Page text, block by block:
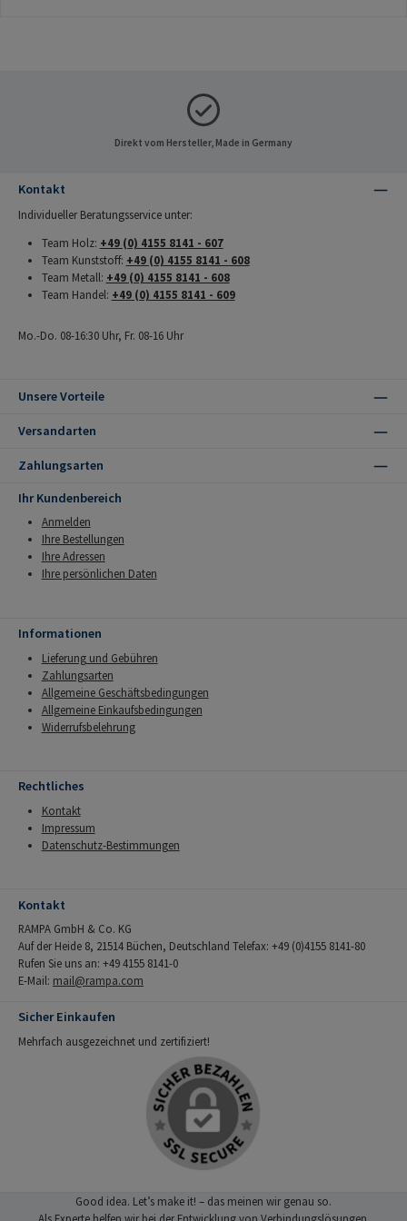
Direkt vom Hersteller, Made in Germany
Kontakt
Individueller Beratungsservice unter:
Team Holz: +49 (0) 4155 8141 - 607
Team Kunststoff: +49 (0) 4155 8141 - 608
Team Metall: +49 (0) 4155 8141 - 608
Team Handel: +49 (0) 4155 8141 - 609
Mo.-Do. 08-16:30 Uhr, Fr. 08-16 Uhr
Unsere Vorteile
Versandarten
Zahlungsarten
Ihr Kundenbereich
Anmelden
Ihre Bestellungen
Ihre Adressen
Ihre persönlichen Daten
Informationen
Lieferung und Gebühren
Zahlungsarten
Allgemeine Geschäftsbedingungen
Allgemeine Einkaufsbedingungen
Widerrufsbelehrung
Rechtliches
Kontakt
Impressum
Datenschutz-Bestimmungen
Kontakt
RAMPA GmbH & Co. KG
Auf der Heide 8, 21514 Büchen, Deutschland Telefax: +49 (0)4155 8141-80
Rufen Sie uns an: +49 4155 8141-0
E-Mail: mail@rampa.com
Sicher Einkaufen
Mehrfach ausgezeichnet und zertifiziert!
Good idea. Let’s make it! – das meinen wir genau so.